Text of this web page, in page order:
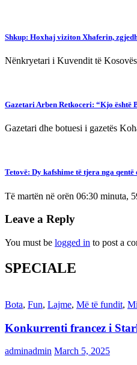
Shkup: Hoxhaj viziton Xhaferin,
Nënkryetari i Kuvendit të
Gazetari Arben Retkoceri: “Kjo është
Gazetari dhe botuesi i gazetës
Tetovë: Dy kafshime të tjera nga qentë
Të martën në orën 06:30 minuta,
Leave a Reply
You must be logged in to post a
SPECIALE
Bota, Fun, Lajme, Më të fundit,
Konkurrenti francez i
adminadmin March 5, 2025